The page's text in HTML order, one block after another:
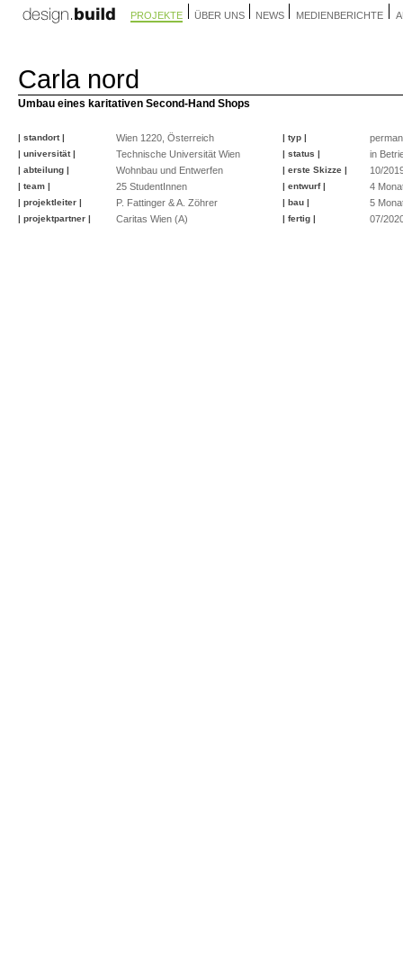
PROJEKTE ÜBER UNS NEWS MEDIENBERICHTE
Carla nord
Umbau eines karitativen Second-Hand Shops
| standort | Wien 1220, Österreich | typ |
| universität | Technische Universität Wien | status | in
| abteilung | Wohnbau und Entwerfen | erste Skizze | 10/
| team | 25 StudentInnen | entwurf | 4
| projektleiter | P. Fattinger & A. Zöhrer | bau | 5
| projektpartner | Caritas Wien (A) | fertig | 07/